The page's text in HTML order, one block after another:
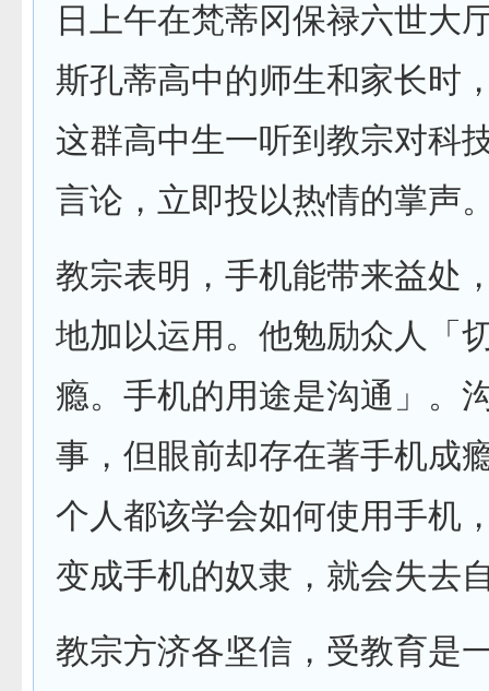
日上午在梵蒂冈保禄六世大
斯孔蒂高中的师生和家长时
这群高中生一听到教宗对科
言论，立即投以热情的掌声
教宗表明，手机能带来益处
地加以运用。他勉励众人「
瘾。手机的用途是沟通」。
事，但眼前却存在著手机成
个人都该学会如何使用手机
变成手机的奴隶，就会失去
教宗方济各坚信，受教育是